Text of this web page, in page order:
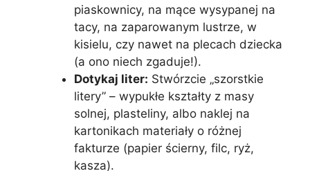
piaskownicy, na mące wysypanej na
tacy, na zaparowanym lustrze, w
kisielu, czy nawet na plecach dziecka
(a ono niech zgaduje!).
Dotykaj liter: Stwórzcie „szorstkie
litery” – wypukłe kształty z masy
solnej, plasteliny, albo naklej na
kartonikach materiały o różnej
fakturze (papier ścierny, filc, ryż,
kasza).